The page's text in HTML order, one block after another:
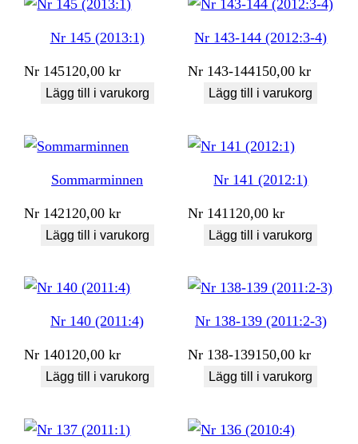
Nr 145 (2013:1)
Nr 145120,00kr
Lägg till i varukorg
Nr 143-144 (2012:3-4)
Nr 143-144150,00kr
Lägg till i varukorg
Sommarminnen
Nr 142120,00kr
Lägg till i varukorg
Nr 141 (2012:1)
Nr 141 120,00kr
Lägg till i varukorg
Nr 140 (2011:4)
Nr 140120,00kr
Lägg till i varukorg
Nr 138-139 (2011:2-3)
Nr 138-139150,00kr
Lägg till i varukorg